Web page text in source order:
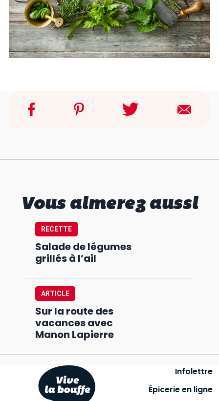
Vous aimerez aussi
RECETTE
Salade de légumes
grillés à l’ail
ARTICLE
Sur la route des
vacances avec
Manon Lapierre
Infolettre
Épicerie en ligne